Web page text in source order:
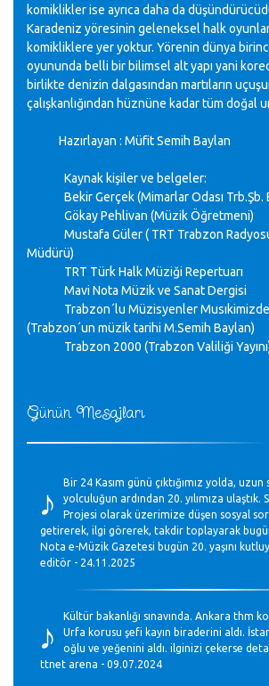
Günün Mesajları
♪
Bir 24 Kasım günü çıktığımız yolda, uzun
yolculuğun ardından 20. yılımıza ulaştık.
Projesi olarak üzerimize düşen sosyal
getirerek, ilgi görerek, takdir toplayarak
Nota e-Müzik Gazetesi bugün 20. yaşını
editör - 24.11.2025
♪
Kültür bakanlığı sınavında. Ankara thm
Urfa korusu şefi kayın biraderini aldı.
oğlu ve yeğenini aldı. ilginizi çekerse
ttnet arena - 09.07.2024
komiklikler ise ayrıca daha da
Karadeniz yöresinin geleneksel halk
komikliklere yer yoktur. Yörenin dünya
oyununda belli bir bilimsel alt yapı yani
birlikte denizin dalgasından martıların
çalışkanlığından hüznüne kadar tüm doğal
Hazırlayan : Müfit Semih Baylan
Kaynak kişiler ve belgeler:
Bekir Gerçek (Mimarlar Odası Trb.Şb.
Gökay Pehlivan (Müzik Öğretmeni)
Mustafa Güler ( TRT Trabzon Radyosu
Müdürü)
TRT Türk Halk Müziği Repertuarı
Mavi Nota Müzik ve Sanat Dergisi
Trabzon´lu Müzisyenler Musıkimizde
(Trabzon´un müzik tarihi M.Semih Baylan)
Trabzon 2000 (Trabzon Valiliği